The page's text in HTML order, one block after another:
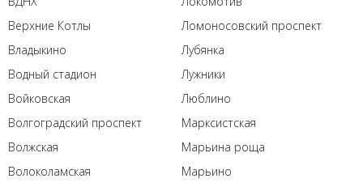
Верхние Котлы
Владыкино
Водный стадион
Войковская
Волгоградский проспект
Волжская
Волоколамская
Ломоносовский проспект
Лубянка
Лужники
Люблино
Марксистская
Марьина роща
Марьино